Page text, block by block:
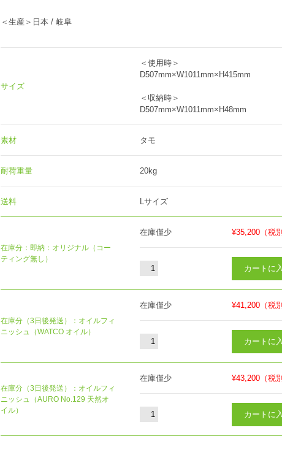
＜生産＞日本 / 岐阜
サイズ
＜使用時＞
D507mm×W1011mm×H415mm
＜収納時＞
D507mm×W1011mm×H48mm
素材 タモ
耐荷重量 20kg
送料 Lサイズ
在庫分：即納：オリジナル（コー
ティング無し）
在庫僅少 ¥35,200 （税
在庫分（3日後発送）：オイルフィ
ニッシュ（WATCO オイル）
在庫僅少 ¥41,200 （税
在庫分（3日後発送）：オイルフィ
ニッシュ（AURO No.129 天然オ
イル）
在庫僅少 ¥43,200 （税